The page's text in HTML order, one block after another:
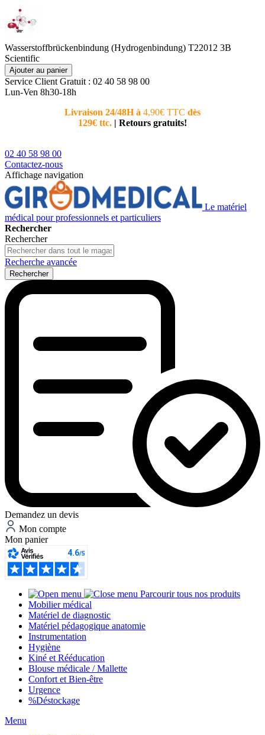
Wasserstoffbrückenbindung (Hydrogenbindung) T22012 3B
Scientific
Ajouter au panier
Service Client Gratuit : 02 40 58 98 00
Lun-Ven 8h30-18h
Livraison 24/48H à 4,90€ TTC dès
129€ ttc. | Retours gratuits!
02 40 58 98 00
Contactez-nous
Affichage navigation
Le matériel
médical pour professionnels et particuliers
Rechercher
Rechercher
Recherche avancée
Rechercher
Demandez un devis
Mon compte
Mon panier
Parcourir tous nos produits
Mobilier médical
Matériel de diagnostic
Matériel pédagogique anatomie
Instrumentation
Hygiène
Kiné et Rééducation
Blouse médicale / Mallette
Confort et Bien-être
Urgence
%Déstockage
Menu